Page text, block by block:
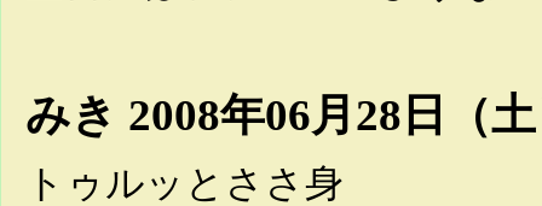
みき 2008年06月28日（
トゥルッとささ身